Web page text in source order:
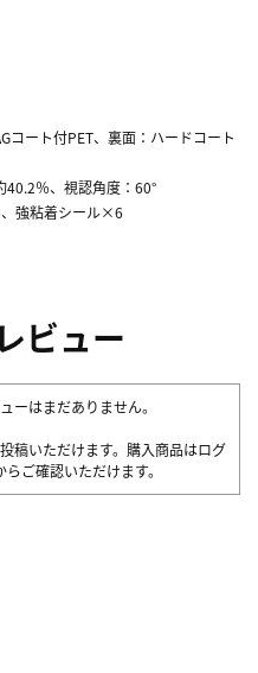
コート付PET、裏面：ハードコート
40.2％、視認角度：60°
強粘着シール×6
ビュー
ーはまだありません。
稿いただけます。購入商品はログ
らご確認いただけます。